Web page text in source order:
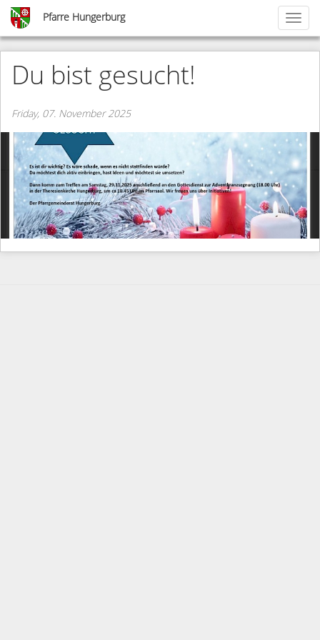
Skip
main
content
Pfarre Hungerburg
Du bist gesucht!
Friday, 07. November 2025